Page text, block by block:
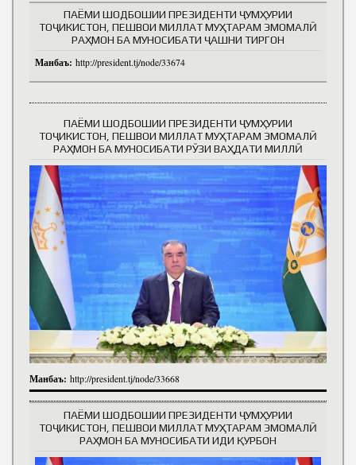
ПАЁМИ ШОДБОШИИ ПРЕЗИДЕНТИ ҶУМҲУРИИ
ТОҶИКИСТОН, ПЕШВОИ МИЛЛАТ МУҲТАРАМ ЭМОМАЛӢ
РАҲМОН БА МУНОСИБАТИ ҶАШНИ ТИРГОН
Манбаъ: http://president.tj/node/33674
ПАЁМИ ШОДБОШИИ ПРЕЗИДЕНТИ ҶУМҲУРИИ
ТОҶИКИСТОН, ПЕШВОИ МИЛЛАТ МУҲТАРАМ ЭМОМАЛӢ
РАҲМОН БА МУНОСИБАТИ РӮЗИ ВАҲДАТИ МИЛЛӢ
Манбаъ: http://president.tj/node/33668
ПАЁМИ ШОДБОШИИ ПРЕЗИДЕНТИ ҶУМҲУРИИ
ТОҶИКИСТОН, ПЕШВОИ МИЛЛАТ МУҲТАРАМ ЭМОМАЛӢ
РАҲМОН БА МУНОСИБАТИ ИДИ ҚУРБОН